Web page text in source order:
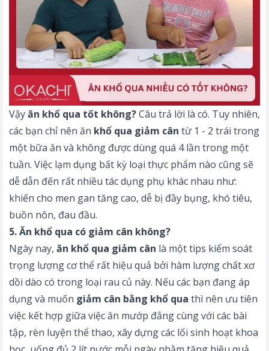
Vậyăn khổ qua tốt không?Câu trả lời là có. Tuy nhiên,
các bạn chỉ nên ăn khổ qua giảm cân từ 1 - 2 trái trong
một bữa ăn và không được dùng quá 4 lần trong một
tuần. Việc lạm dụng bất kỳ loại thực phẩm nào cũng sẽ
dễ dẫn đến rất nhiều tác dụng phụ khác nhau như:
khiến cho men gan tăng cao, dễ bị đầy bụng, khó tiêu,
buồn nôn, đau đầu.
5. Ăn khổ qua có giảm cân không?
Ngày nay, ăn khổ qua giảm cân là một tips kiểm soát
trọng lượng cơ thể rất hiệu quả bởi hàm lượng chất xơ
dồi dào có trong loại rau củ này. Nếu các bạn đang áp
dụng và muốn giảm cân bằng khổ qua thì nên ưu tiên
việc kết hợp giữa việc ăn mướp đắng cùng với các bài
tập, rèn luyện thể thao, xây dựng các lối sinh hoạt khoa